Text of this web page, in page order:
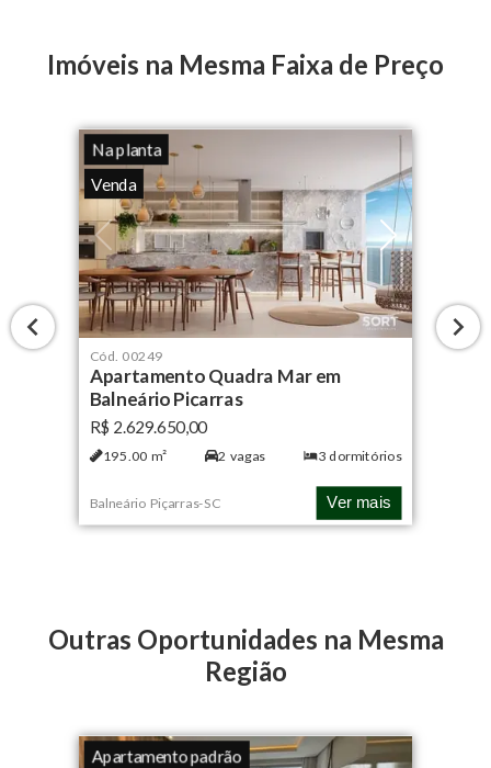
Imóveis na Mesma Faixa de Preço
Na planta
Venda
Cód. 00249
Apartamento Quadra Mar em
Balneário Piçarras
R$ 2.629.650,00
195.00 m² 2 vagas 3 dormitórios
Balneário Piçarras-SC Ver mais
Outras Oportunidades na Mesma
Região
Apartamento padrão